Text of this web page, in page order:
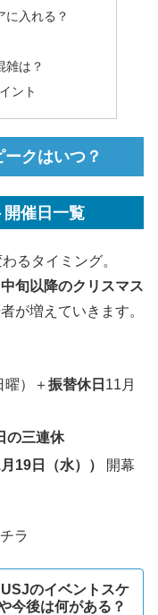
に入れる？
雑は？
ント
クはいつ？
開催日一覧
るタイミング。
中旬以降のクリスマス
が増えていきます。
曜）＋振替休日 11月
の三連休
19日（水））
開幕
ラ
USJのイベントスケ
今後は何がある？